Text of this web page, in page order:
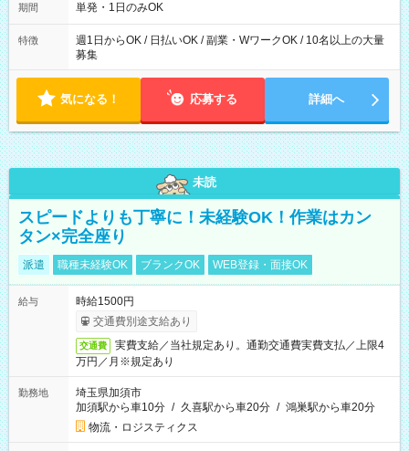
期間 単発・1日のみOK
特徴
週1日からOK / 日払いOK / 副業・WワークOK / 10名以上の大量
募集
気になる！ 応募する 詳細へ
未読
スピードよりも丁寧に！未経験OK！作業はカン
タン×完全座り
派遣 職種未経験OK ブランクOK WEB登録・面接OK
給与
時給1500円
交通費別途支給あり
交通費
実費支給／当社規定あり。通勤交通費実費支払／上限4
万円／月※規定あり
勤務地
埼玉県加須市
加須駅から車10分 / 久喜駅から車20分 / 鴻巣駅から車20分
物流・ロジスティクス